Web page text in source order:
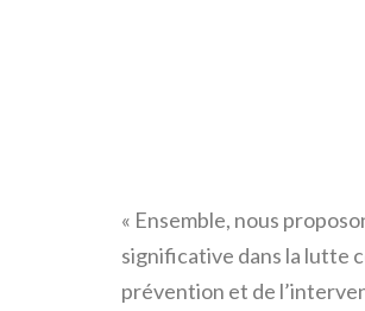
« Ensemble, nous
significative dans la lutte
prévention et de